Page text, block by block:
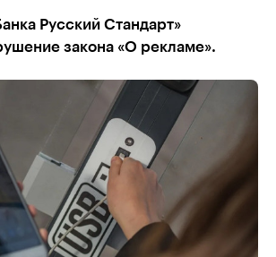
Русский Стандарт»
закона «О рекламе».